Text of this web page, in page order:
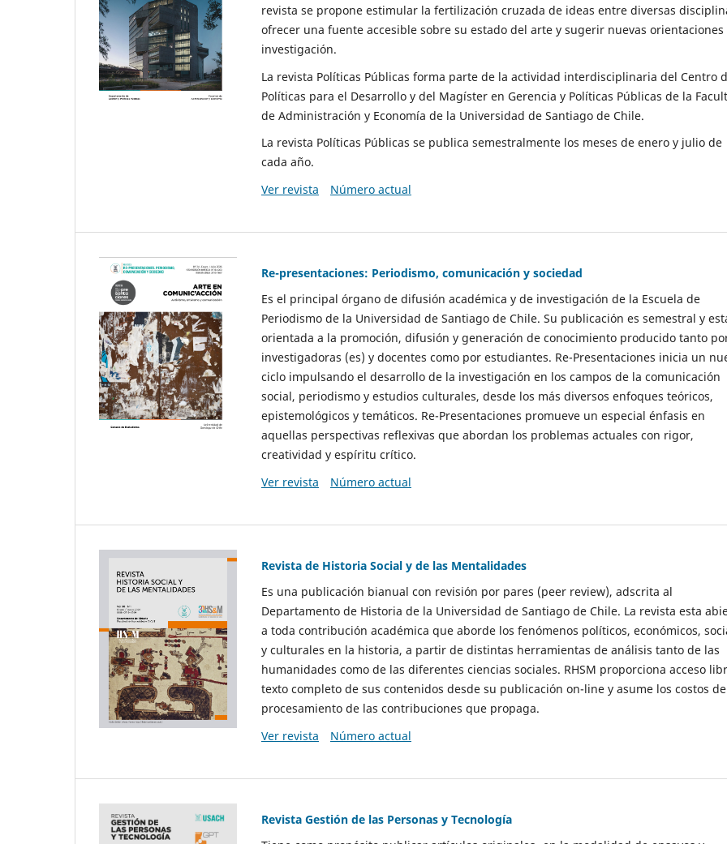
revista se propone estimular la fertilización cruzada de ideas entre diversas
ofrecer una fuente accesible sobre su estado del arte y sugerir nuevas orientaciones
investigación.
La revista Políticas Públicas forma parte de la actividad interdisciplinaria del Centro
Políticas para el Desarrollo y del Magíster en Gerencia y Políticas Públicas de la
de Administración y Economía de la Universidad de Santiago de Chile.
La revista Políticas Públicas se publica semestralmente los meses de enero y julio de
cada año.
Ver revista
Número actual
Re-presentaciones: Periodismo, comunicación y sociedad
Es el principal órgano de difusión académica y de investigación de la Escuela de
Periodismo de la Universidad de Santiago de Chile. Su publicación es semestral y
orientada a la promoción, difusión y generación de conocimiento producido tanto
investigadoras (es) y docentes como por estudiantes. Re-Presentaciones inicia un
ciclo impulsando el desarrollo de la investigación en los campos de la comunicación
social, periodismo y estudios culturales, desde los más diversos enfoques teóricos,
epistemológicos y temáticos. Re-Presentaciones promueve un especial énfasis en
aquellas perspectivas reflexivas que abordan los problemas actuales con rigor,
creatividad y espíritu crítico.
Ver revista
Número actual
Revista de Historia Social y de las Mentalidades
Es una publicación bianual con revisión por pares (peer review), adscrita al
Departamento de Historia de la Universidad de Santiago de Chile. La revista esta
a toda contribución académica que aborde los fenómenos políticos, económicos,
y culturales en la historia, a partir de distintas herramientas de análisis tanto de las
humanidades como de las diferentes ciencias sociales. RHSM proporciona acceso
texto completo de sus contenidos desde su publicación on-line y asume los costos de
procesamiento de las contribuciones que propaga.
Ver revista
Número actual
Revista Gestión de las Personas y Tecnología